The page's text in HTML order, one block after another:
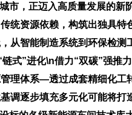
市，正迈入高质量发展的
统资源依赖，构筑出独具
从智能制造系统到环保检
式”进化\n借力“双碳”强推
理体系—透过成套精细化
调逐步填充多元化可能将